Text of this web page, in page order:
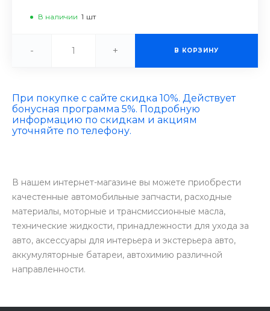
В наличии 1 шт
- + В КОРЗИНУ
При покупке с сайте скидка 10%. Действует
бонусная программа 5%. Подробную
информацию по скидкам и акциям
уточняйте по телефону.
В нашем интернет-магазине вы можете приобрести
качестенные автомобильные запчасти, расходные
материалы, моторные и трансмиссионные масла,
технические жидкости, принадлежности для ухода за
авто, аксессуары для интерьера и экстерьера авто,
аккумуляторные батареи, автохимию различной
направленности.